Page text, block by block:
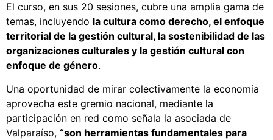
El curso, en sus 20 sesiones, cubre una amplia gama de
temas, incluyendo la cultura como derecho, el enfoque
territorial de la gestión cultural, la sostenibilidad de las
organizaciones culturales y la gestión cultural con
enfoque de género.
Una oportunidad de mirar colectivamente la economía
aprovecha este gremio nacional, mediante la
participación en red como señala la asociada de
Valparaíso, “son herramientas fundamentales para